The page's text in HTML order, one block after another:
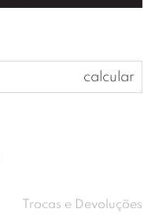
Trocas e Devoluções